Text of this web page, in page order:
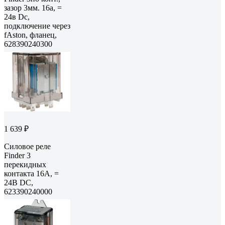
зазор 3мм. 16а, =
24в Dc,
подключение через
fAston, фланец,
628390240300
1 639 ₽
Силовое реле
Finder 3
перекидных
контакта 16А, =
24В DC,
623390240000